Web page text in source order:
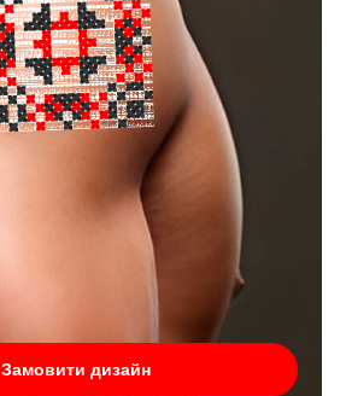
Замовити дизайн